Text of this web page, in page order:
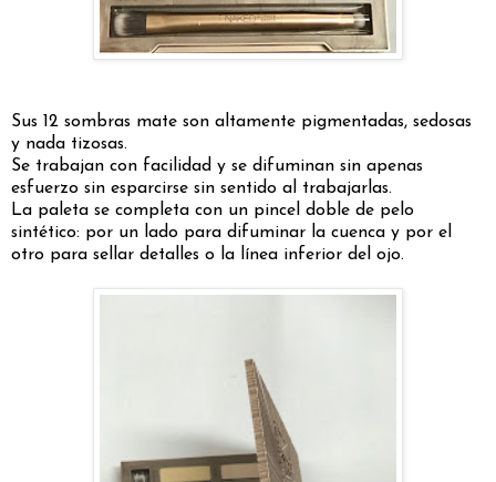
Sus 12 sombras mate son altamente pigmentadas, sedosas
y nada tizosas.
Se trabajan con facilidad y se difuminan sin apenas
esfuerzo sin esparcirse sin sentido al trabajarlas.
La paleta se completa con un pincel doble de pelo
sintético: por un lado para difuminar la cuenca y por el
otro para sellar detalles o la línea inferior del ojo.